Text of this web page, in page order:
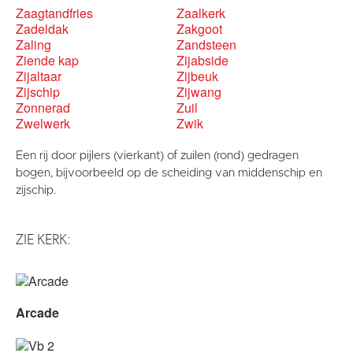
Zaagtandfries
Zaalkerk
Zadeldak
Zakgoot
Zaling
Zandsteen
Ziende kap
Zijabside
Zijaltaar
Zijbeuk
Zijschip
Zijwang
Zonnerad
Zuil
Zwelwerk
Zwik
Een rij door pijlers (vierkant) of zuilen (rond) gedragen
bogen, bijvoorbeeld op de scheiding van middenschip en
zijschip.
ZIE KERK:
Arcade